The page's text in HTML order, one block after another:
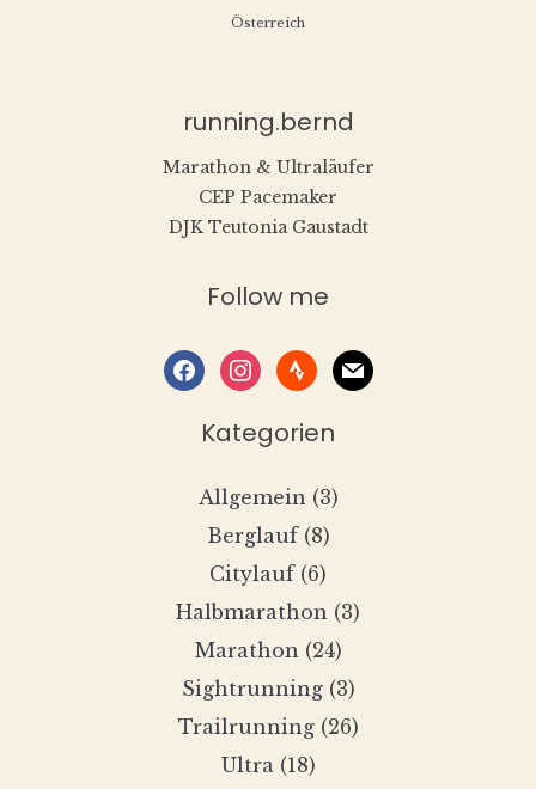
Österreich
running.bernd
Marathon & Ultraläufer
CEP Pacemaker
DJK Teutonia Gaustadt
Follow me
facebookinstagram
stravamail
Kategorien
Allgemein (3)
Berglauf(8)
Citylauf(6)
Halbmarathon (3)
Marathon (24)
Sightrunning(3)
Trailrunning(26)
Ultra(18)